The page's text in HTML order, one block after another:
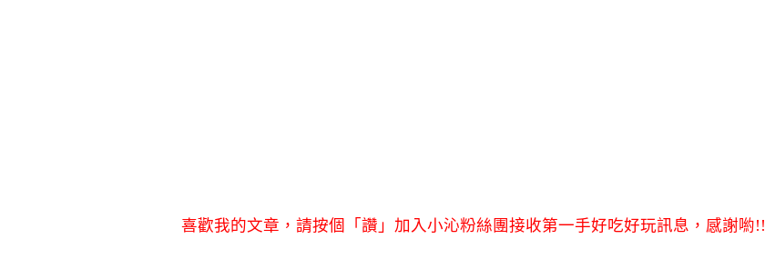
喜歡我的文章，請按個「讚」加入小沁粉絲團接收第一手好吃好玩訊息，感謝喲!!